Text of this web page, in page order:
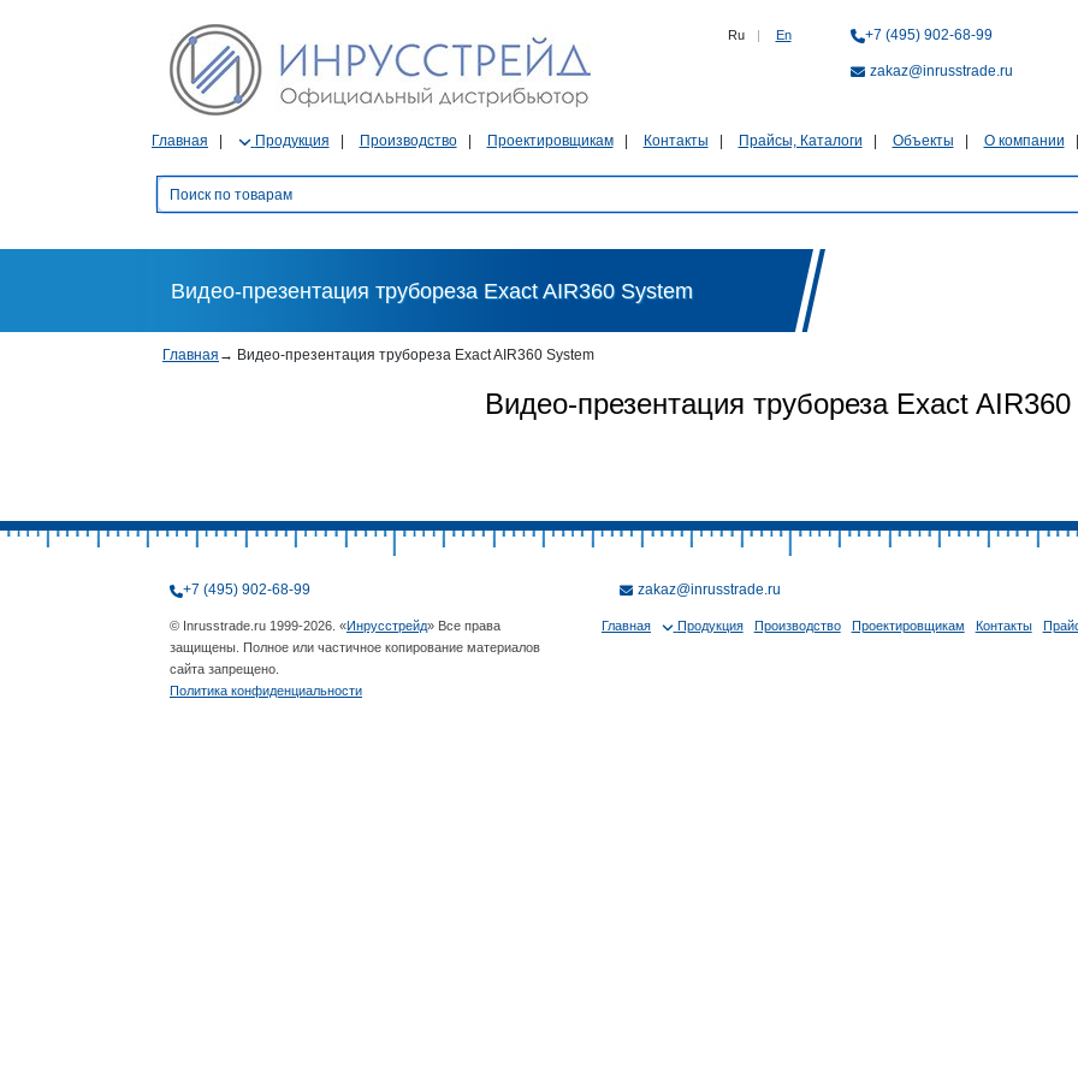
Ru | En +7 (495) 902-68-99
zakaz@inrusstrade.ru
Главная Продукция Производство Проектировщикам Контакты Прайсы, Каталоги Объекты О компании
Видео-презентация трубореза Exact AIR360 System
Главная → Видео-презентация трубореза Exact AIR360 System
Видео-презентация трубореза Exact
+7 (495) 902-68-99 zakaz@inrusstrade.ru
© Inrusstrade.ru 1999-2026. «Инрусстрейд» Все права
защищены. Полное или частичное копирование материалов
сайта запрещено.
Политика конфиденциальности
Главная Продукция Производство Проектировщикам Контакты